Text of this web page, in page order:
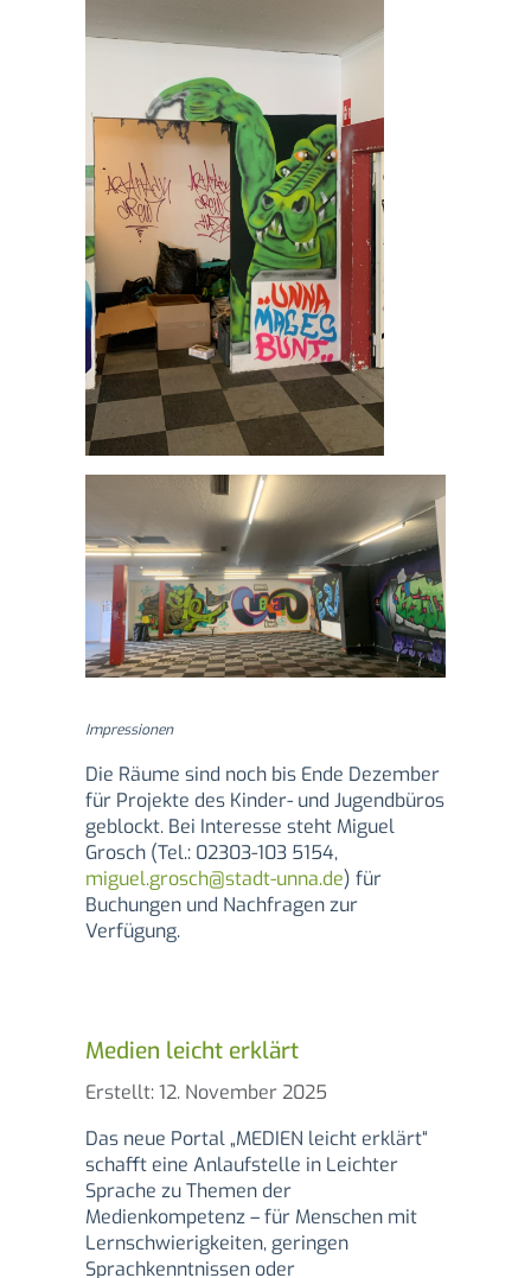
Impressionen
Die Räume sind noch bis Ende Dezember
für Projekte des Kinder- und Jugendbüros
geblockt. Bei Interesse steht Miguel
Grosch (Tel.: 02303-103 5154,
miguel.grosch@stadt-unna.de) für
Buchungen und Nachfragen zur
Verfügung.
Medien leicht erklärt
Details
Erstellt: 12. November 2025
Das neue Portal „MEDIEN leicht erklärt“
schafft eine Anlaufstelle in Leichter
Sprache zu Themen der
Medienkompetenz – für Menschen mit
Lernschwierigkeiten, geringen
Sprachkenntnissen oder